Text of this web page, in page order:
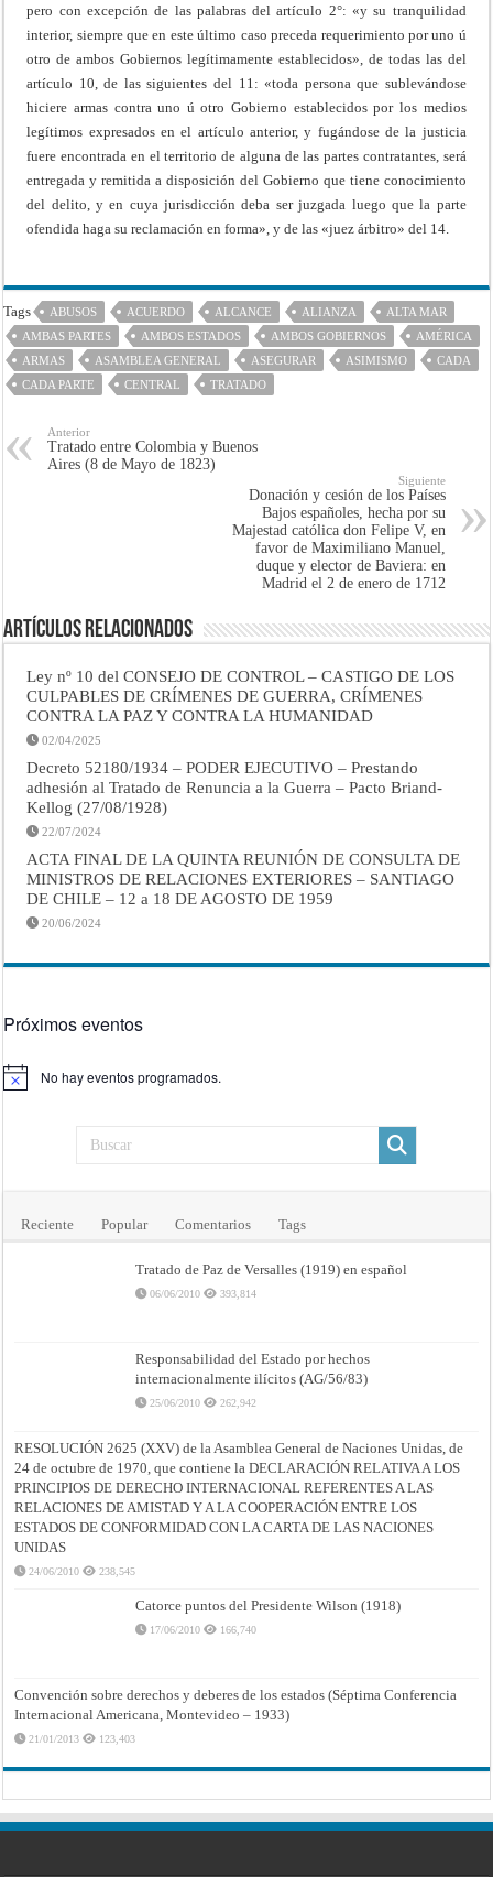
pero con excepción de las palabras del artículo 2°: «y su tranquilidad
interior, siempre que en este último caso preceda requerimiento por uno ú
otro de ambos Gobiernos legítimamente establecidos», de todas las del
artículo 10, de las siguientes del 11: «toda persona que sublevándose
hiciere armas contra uno ú otro Gobierno establecidos por los medios
legítimos expresados en el artículo anterior, y fugándose de la justicia
fuere encontrada en el territorio de alguna de las partes contratantes, será
entregada y remitida a disposición del Gobierno que tiene conocimiento
del delito, y en cuya jurisdicción deba ser juzgada luego que la parte
ofendida haga su reclamación en forma», y de las «juez árbitro» del 14.
Tags ABUSOS ACUERDO ALCANCE ALIANZA
ALTA MAR
AMBAS PARTES
AMBOS ESTADOS AMBOS GOBIERNOS
AMÉRICA
ARMAS
ASAMBLEA GENERAL ASEGURAR ASIMISMO
CADA
CADA PARTE
CENTRAL TRATADO
Anterior
Tratado entre Colombia y Buenos
Aires (8 de Mayo de 1823)
Siguiente
Donación y cesión de los Países
Bajos españoles, hecha por su
Majestad católica don Felipe V, en
favor de Maximiliano Manuel,
duque y elector de Baviera: en
Madrid el 2 de enero de 1712
Artículos Relacionados
Ley nº 10 del CONSEJO DE CONTROL – CASTIGO DE LOS
CULPABLES DE CRÍMENES DE GUERRA, CRÍMENES
CONTRA LA PAZ Y CONTRA LA HUMANIDAD
02/04/2025
Decreto 52180/1934 – PODER EJECUTIVO – Prestando
adhesión al Tratado de Renuncia a la Guerra – Pacto Briand-
Kellog (27/08/1928)
22/07/2024
ACTA FINAL DE LA QUINTA REUNIÓN DE CONSULTA DE
MINISTROS DE RELACIONES EXTERIORES – SANTIAGO
DE CHILE – 12 a 18 DE AGOSTO DE 1959
20/06/2024
Próximos eventos
Aviso No hay eventos programados.
Reciente Popular Comentarios Tags
Tratado de Paz de Versalles (1919) en español
06/06/2010 393,814
Responsabilidad del Estado por hechos
internacionalmente ilícitos (AG/56/83)
25/06/2010 262,942
RESOLUCIÓN 2625 (XXV) de la Asamblea General de Naciones Unidas, de
24 de octubre de 1970, que contiene la DECLARACIÓN RELATIVA A LOS
PRINCIPIOS DE DERECHO INTERNACIONAL REFERENTES A LAS
RELACIONES DE AMISTAD Y A LA COOPERACIÓN ENTRE LOS
ESTADOS DE CONFORMIDAD CON LA CARTA DE LAS NACIONES
UNIDAS
24/06/2010 238,545
Catorce puntos del Presidente Wilson (1918)
17/06/2010 166,740
Convención sobre derechos y deberes de los estados (Séptima Conferencia
Internacional Americana, Montevideo – 1933)
21/01/2013 123,403